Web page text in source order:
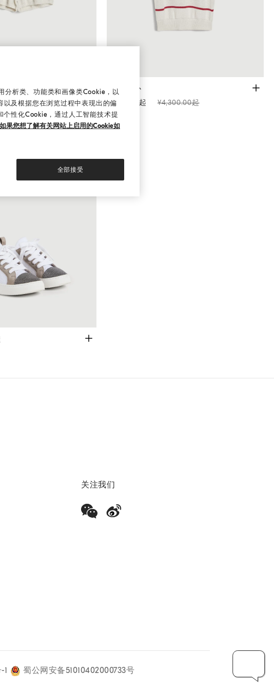
起
针织背心
针织背心
¥3,010.00起 ¥4,300.00起
色
关注我们
1 蜀公网安备51010402000733号
分析类、功能类和画像类Cookie，以
及根据您在浏览过程中表现出的偏
性化Cookie，通过人工智能技术提
如果您想了解有关网站上启用的Cookie如
全部接受